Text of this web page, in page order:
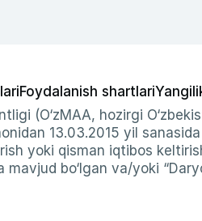
Foydalanish shartlari
(O‘zMAA, hozirgi
13.03.2015 yil
yoki qisman iqtibos
bo‘lgan va/yoki